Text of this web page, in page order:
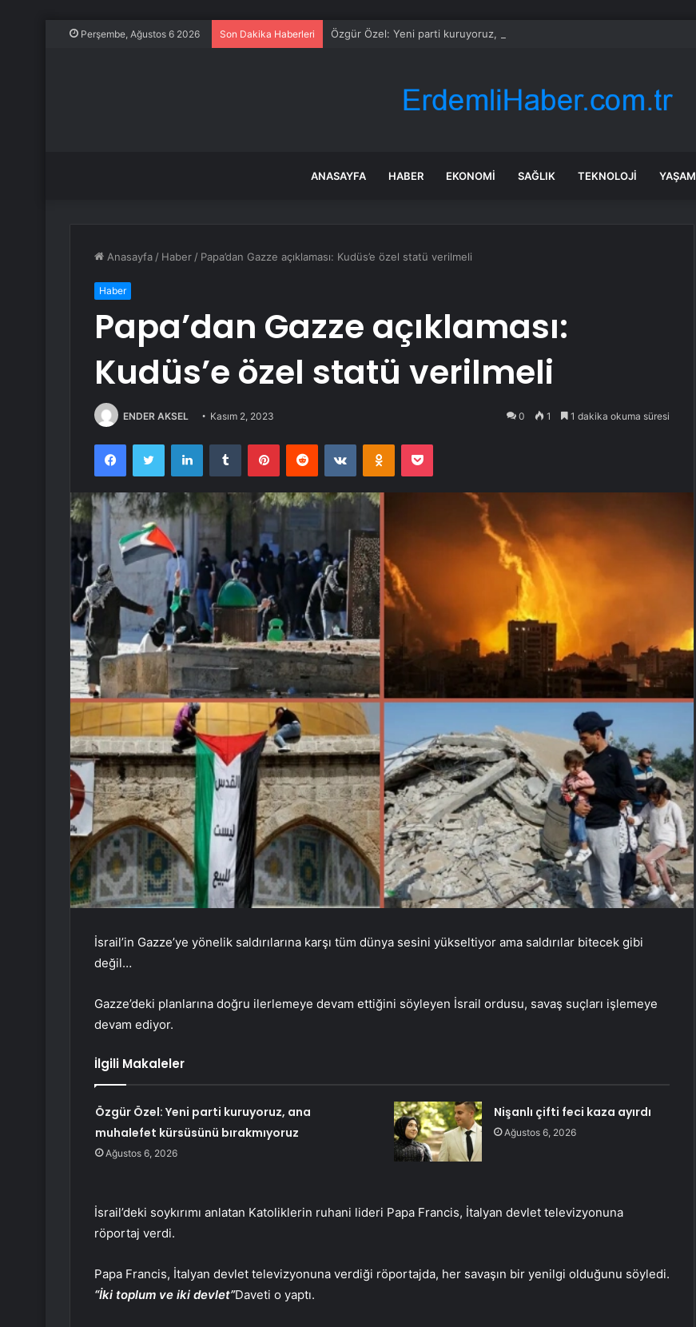
Perşembe, Ağustos 6 2026 Son Dakika Haberleri Özgür Özel: Yeni parti kuruyoruz, ana muhalefet kürsüsünü bırakmıyoruz
ANASAYFA HABER EKONOMI SAĞLIK TEKNOLOJI YAŞAM
Anasayfa / Haber / Papa’dan Gazze açıklaması: Kudüs’e özel statü verilmeli
Haber
Papa’dan Gazze açıklaması:
Kudüs’e özel statü verilmeli
ENDER AKSEL Kasım 2, 2023 0 1 1 dakika okuma süresi
FacebookTwitter LinkedInTumblr PinterestReddit VKontakteOdnoklassniki
Pocket
İsrail’in Gazze’ye yönelik saldırılarına karşı tüm dünya sesini yükseltiyor ama saldırılar bitecek gibi
değil…
Gazze’deki planlarına doğru ilerlemeye devam ettiğini söyleyen İsrail ordusu, savaş suçları işlemeye
devam ediyor.
İlgili Makaleler
Özgür Özel: Yeni parti kuruyoruz, ana
muhalefet kürsüsünü bırakmıyoruz
Ağustos 6, 2026
Nişanlı çifti feci kaza ayırdı
Ağustos 6, 2026
İsrail’deki soykırımı anlatan Katoliklerin ruhani lideri Papa Francis, İtalyan devlet televizyonuna
röportaj verdi.
Papa Francis, İtalyan devlet televizyonuna verdiği röportajda, her savaşın bir yenilgi olduğunu söyledi.
“İki toplum ve iki devlet”Daveti o yaptı.